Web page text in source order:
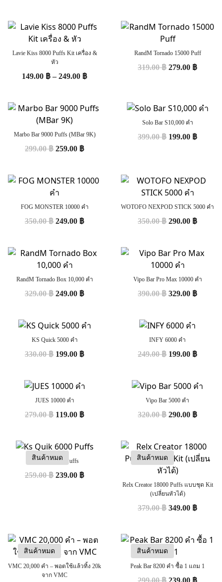
Lavie Kiss 8000 Puffs Kit เครื่อง &
หัว
149.00 ฿–249.00 ฿
RandM Tornado 15000 Puff
319.00฿ 279.00 ฿
Marbo Bar 9000 Puffs (MBar 9K)
299.00฿ 259.00 ฿
Solo Bar S10,000 คำ
399.00฿ 199.00 ฿
FOG MONSTER 10000 คำ
350.00฿ 249.00 ฿
WOTOFO NEXPOD STICK 5000 คำ
350.00฿ 290.00 ฿
RandM Tornado Box 10,000 คำ
329.00฿ 249.00 ฿
Vipo Bar Pro Max 10000 คำ
390.00฿ 329.00 ฿
KS Quick 5000 คำ
330.00฿ 199.00 ฿
INFY 6000 คำ
249.00฿ 199.00 ฿
JUES 10000 คำ
279.00฿ 119.00 ฿
Vipo Bar 5000 คำ
320.00฿ 290.00 ฿
สินค้าหมด
Ks Quik 6000 Puffs
259.00฿ 239.00 ฿
สินค้าหมด
Relx Creator 18000 Puffs แบบชุด Kit
(เปลี่ยนหัวได้)
379.00฿ 349.00 ฿
สินค้าหมด
VMC 20,000 คำ – พอตใช้แล้วทิ้ง 20k
จาก VMC
สินค้าหมด
Peak Bar 8200 คำ ซื้อ 1 แถม 1
299.00฿ 239.00 ฿